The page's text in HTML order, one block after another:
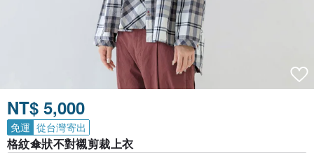
NT$ 5,000
免運 從台灣寄出
格紋傘狀不對襯剪裁上衣